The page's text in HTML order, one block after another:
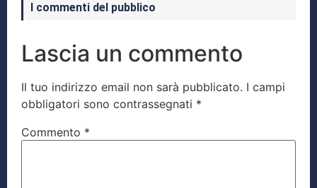
I commenti del pubblico
Lascia un commento
Il tuo indirizzo email non sarà pubblicato. I campi
obbligatori sono contrassegnati *
Commento *